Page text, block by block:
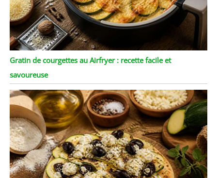
Gratin de courgettes au Airfryer : recette facile et
savoureuse